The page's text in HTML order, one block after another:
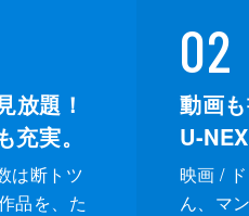
放題！
実。
は断トツ
品を、た
02
動画
U-
映画 /
ん、マ